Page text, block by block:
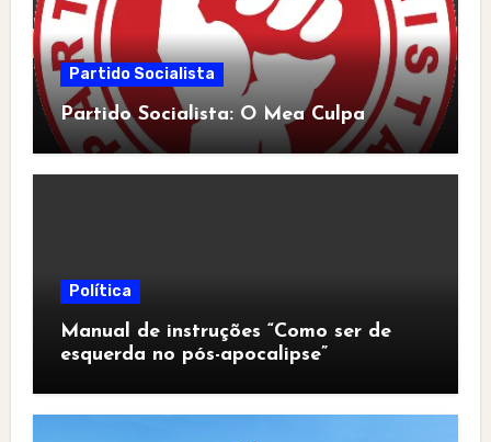
Partido Socialista
Partido Socialista: O Mea Culpa
Política
Manual de instruções “Como ser de
esquerda no pós-apocalipse”